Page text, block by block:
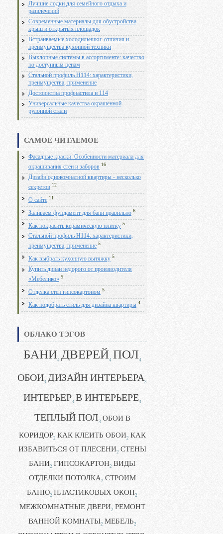
Лучшие лодки для семейного отдыха и
развлечений
Современные материалы для обустройства
крыш и открытых площадок
Встраиваемые холодильники: отличия и
преимущества кухонной техники
Выхлопные системы в ассортименте: качество
по доступным ценам
Стальной профиль Н114: характеристики,
преимущества, применение
Достоинства профнастила н 114
Универсальные качества окрашенной
рулонной стали
САМОЕ ЧИТАЕМОЕ
Фасадные краски: Особенности материала для
окрашивания стен и заборов 16
Дизайн однокомнатной квартиры - несколько
секретов 12
О сайте 11
Заливаем фундамент для бани правильно 6
Как покрасить керамическую плитку 5
Стальной профиль Н114: характеристики,
преимущества, применение 5
Как выбрать кухонную вытяжку 5
Купить диван недорого от производителя
«Мебелико» 5
Отделка стен гипсокартоном 5
Как подобрать стиль для дизайна квартиры 4
ОБЛАКО ТЭГОВ
БАНИ4 ДВЕРЕЙ4 ПОЛ4
ОБОИ3 ДИЗАЙН ИНТЕРЬЕРА3
ИНТЕРЬЕР3 В ИНТЕРЬЕРЕ3
ТЕПЛЫЙ ПОЛ3 ОБОИ В
КОРИДОР2 КАК КЛЕИТЬ ОБОИ2 КАК
ИЗБАВИТЬСЯ ОТ ПЛЕСЕНИ2 СТЕНЫ
БАНИ2 ГИПСОКАРТОН2 ВИДЫ
ОТДЕЛКИ ПОТОЛКА2 СТРОИМ
БАНЮ2 ПЛАСТИКОВЫХ ОКОН2
МЕЖКОМНАТНЫЕ ДВЕРИ2 РЕМОНТ
ВАННОЙ КОМНАТЫ2 МЕБЕЛЬ2